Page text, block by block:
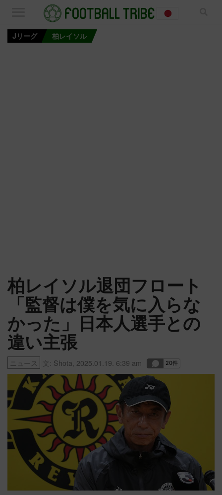
Jリーグ 柏レイソル
柏レイソル退団フロート
「監督は僕を気に入らな
かった」日本人選手との
違い主張
ニュース 文: Shota 2025.01.19. 6:39 am